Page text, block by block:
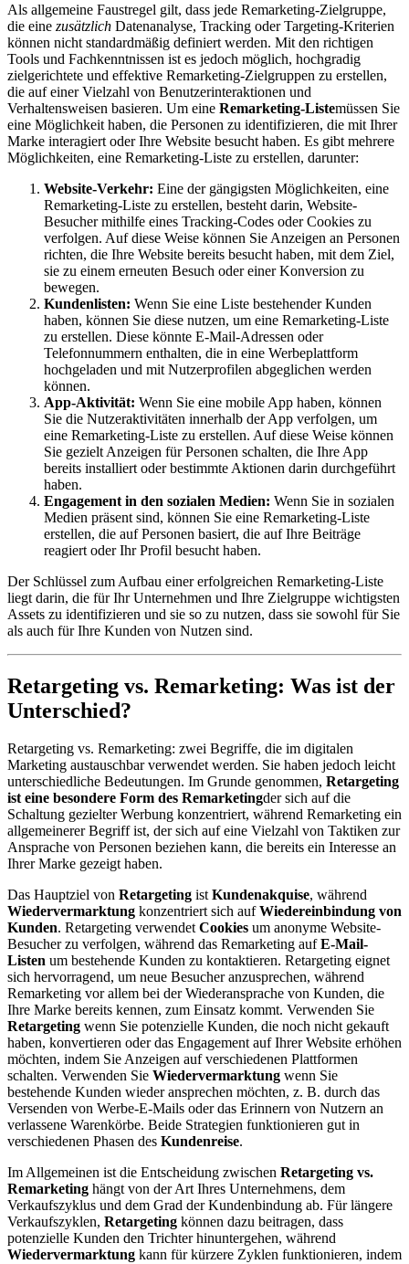
Als allgemeine Faustregel gilt, dass jede Remarketing-Zielgruppe,
die eine zusätzlich Datenanalyse, Tracking oder Targeting-Kriterien
können nicht standardmäßig definiert werden. Mit den richtigen
Tools und Fachkenntnissen ist es jedoch möglich, hochgradig
zielgerichtete und effektive Remarketing-Zielgruppen zu erstellen,
die auf einer Vielzahl von Benutzerinteraktionen und
Verhaltensweisen basieren. Um eine Remarketing-Listemüssen Sie
eine Möglichkeit haben, die Personen zu identifizieren, die mit Ihrer
Marke interagiert oder Ihre Website besucht haben. Es gibt mehrere
Möglichkeiten, eine Remarketing-Liste zu erstellen, darunter:
Website-Verkehr: Eine der gängigsten Möglichkeiten, eine
Remarketing-Liste zu erstellen, besteht darin, Website-
Besucher mithilfe eines Tracking-Codes oder Cookies zu
verfolgen. Auf diese Weise können Sie Anzeigen an Personen
richten, die Ihre Website bereits besucht haben, mit dem Ziel,
sie zu einem erneuten Besuch oder einer Konversion zu
bewegen.
Kundenlisten: Wenn Sie eine Liste bestehender Kunden
haben, können Sie diese nutzen, um eine Remarketing-Liste
zu erstellen. Diese könnte E-Mail-Adressen oder
Telefonnummern enthalten, die in eine Werbeplattform
hochgeladen und mit Nutzerprofilen abgeglichen werden
können.
App-Aktivität: Wenn Sie eine mobile App haben, können
Sie die Nutzeraktivitäten innerhalb der App verfolgen, um
eine Remarketing-Liste zu erstellen. Auf diese Weise können
Sie gezielt Anzeigen für Personen schalten, die Ihre App
bereits installiert oder bestimmte Aktionen darin durchgeführt
haben.
Engagement in den sozialen Medien: Wenn Sie in sozialen
Medien präsent sind, können Sie eine Remarketing-Liste
erstellen, die auf Personen basiert, die auf Ihre Beiträge
reagiert oder Ihr Profil besucht haben.
Der Schlüssel zum Aufbau einer erfolgreichen Remarketing-Liste
liegt darin, die für Ihr Unternehmen und Ihre Zielgruppe wichtigsten
Assets zu identifizieren und sie so zu nutzen, dass sie sowohl für Sie
als auch für Ihre Kunden von Nutzen sind.
Retargeting vs. Remarketing: Was ist der
Unterschied?
Retargeting vs. Remarketing: zwei Begriffe, die im digitalen
Marketing austauschbar verwendet werden. Sie haben jedoch leicht
unterschiedliche Bedeutungen. Im Grunde genommen, Retargeting
ist eine besondere Form des Remarketingder sich auf die
Schaltung gezielter Werbung konzentriert, während Remarketing ein
allgemeinerer Begriff ist, der sich auf eine Vielzahl von Taktiken zur
Ansprache von Personen beziehen kann, die bereits ein Interesse an
Ihrer Marke gezeigt haben.
Das Hauptziel von Retargeting istKundenakquise, während
Wiedervermarktung konzentriert sich aufWiedereinbindung von
Kunden. Retargeting verwendetCookies um anonyme Website-
Besucher zu verfolgen, während das Remarketing aufE-Mail-
Listen um bestehende Kunden zu kontaktieren. Retargeting eignet
sich hervorragend, um neue Besucher anzusprechen, während
Remarketing vor allem bei der Wiederansprache von Kunden, die
Ihre Marke bereits kennen, zum Einsatz kommt. Verwenden Sie
Retargeting wenn Sie potenzielle Kunden, die noch nicht gekauft
haben, konvertieren oder das Engagement auf Ihrer Website erhöhen
möchten, indem Sie Anzeigen auf verschiedenen Plattformen
schalten. Verwenden Sie Wiedervermarktung wenn Sie
bestehende Kunden wieder ansprechen möchten, z. B. durch das
Versenden von Werbe-E-Mails oder das Erinnern von Nutzern an
verlassene Warenkörbe. Beide Strategien funktionieren gut in
verschiedenen Phasen des Kundenreise.
Im Allgemeinen ist die Entscheidung zwischen Retargeting vs.
Remarketing hängt von der Art Ihres Unternehmens, dem
Verkaufszyklus und dem Grad der Kundenbindung ab. Für längere
Verkaufszyklen, Retargeting können dazu beitragen, dass
potenzielle Kunden den Trichter hinuntergehen, während
Wiedervermarktung kann für kürzere Zyklen funktionieren, indem